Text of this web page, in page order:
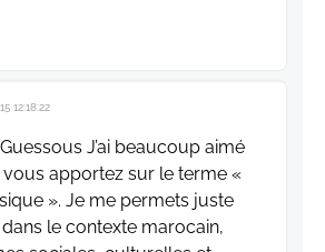
12:18:22
J’ai beaucoup aimé
apportez sur le terme «
». Je me permets juste
le contexte marocain,